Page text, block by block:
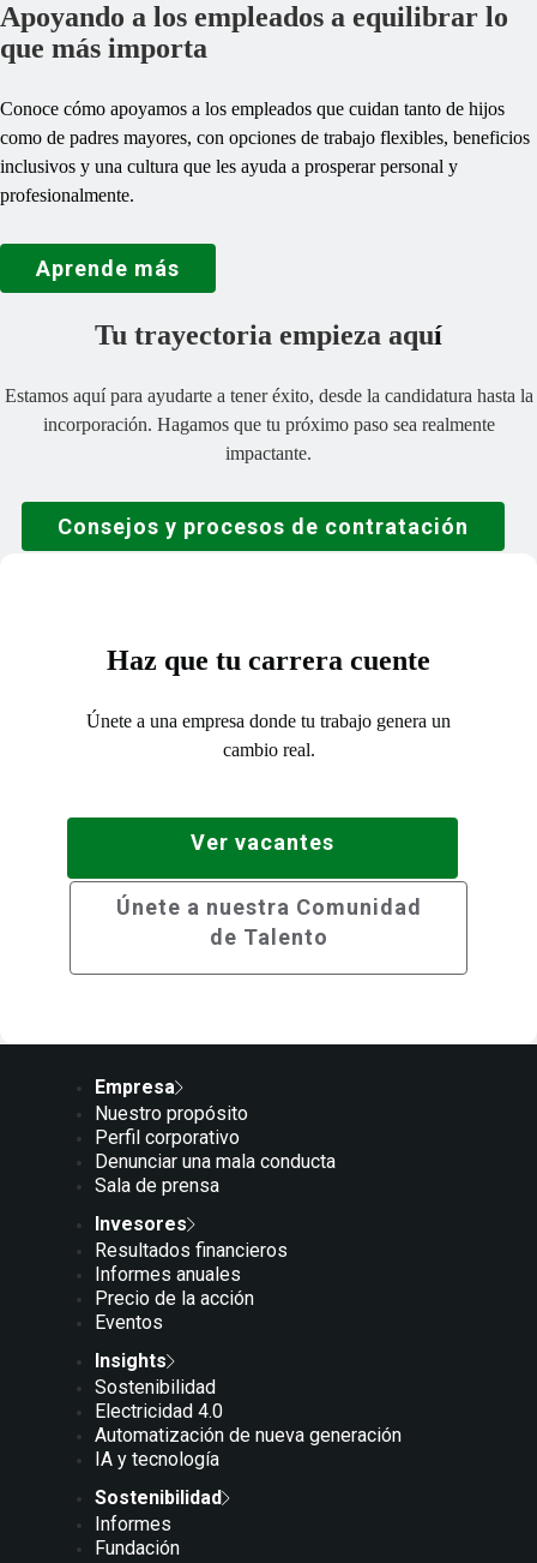
Apoyando a los empleados a equilibrar lo
que más importa
Conoce cómo apoyamos a los empleados que cuidan tanto de hijos
como de padres mayores, con opciones de trabajo flexibles, beneficios
inclusivos y una cultura que les ayuda a prosperar personal y
profesionalmente.
Aprende más
Tu trayectoria empieza aquí
Estamos aquí para ayudarte a tener éxito, desde la candidatura hasta la
incorporación. Hagamos que tu próximo paso sea realmente
impactante.
Consejos y procesos de contratación
Haz que tu carrera cuente
Únete a una empresa donde tu trabajo genera un
cambio real.
Ver vacantes
Únete a nuestra Comunidad
de Talento
Empresa
Nuestro propósito
Perfil corporativo
Denunciar una mala conducta
Sala de prensa
Invesores
Resultados financieros
Informes anuales
Precio de la acción
Eventos
Insights
Sostenibilidad
Electricidad 4.0
Automatización de nueva generación
IA y tecnología
Sostenibilidad
Informes
Fundación